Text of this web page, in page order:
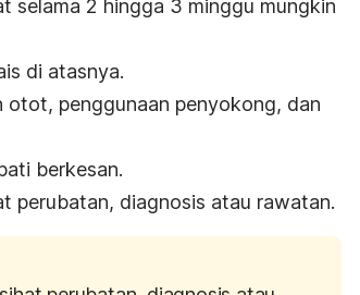
selama 2 hingga 3 minggu mungkin
di atasnya.
penggunaan penyokong, dan
berkesan.
perubatan, diagnosis atau rawatan.